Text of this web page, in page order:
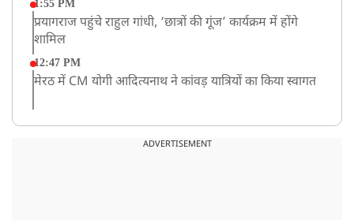
1:55 PM
प्रयागराज पहुंचे राहुल गांधी, ‘छात्रों की गूंज’ कार्यक्रम में होंगे
शामिल
12:47 PM
मेरठ में CM योगी आदित्यनाथ ने कांवड़ यात्रियों का किया स्वागत
असम बाढ़: 13 जिलों में 15 लाख से ज्यादा लोग प्रभावित, मृतकों
ADVERTISEMENT